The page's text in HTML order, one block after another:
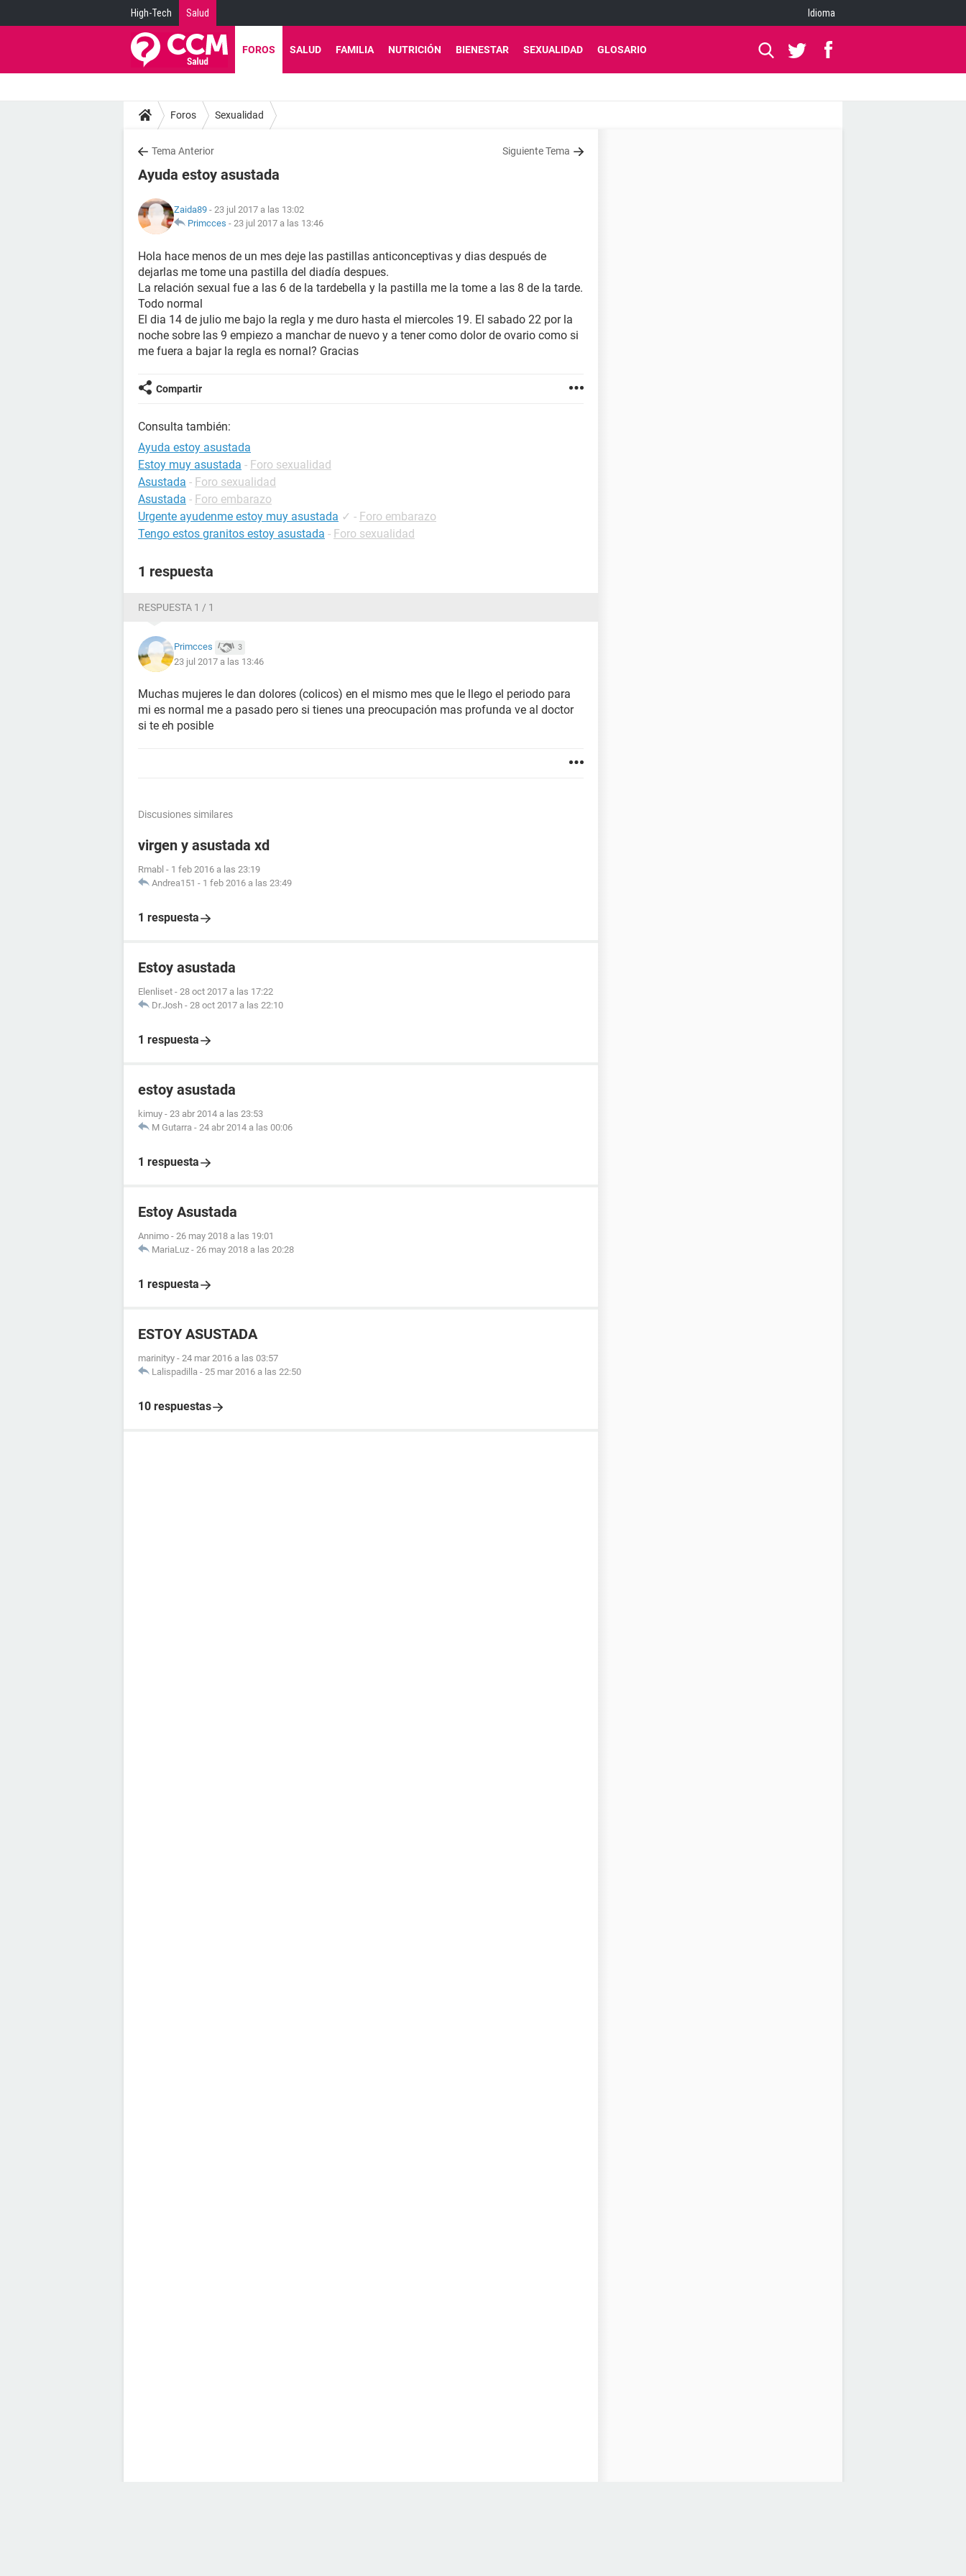
High-Tech Salud Idioma
FOROS SALUD FAMILIA NUTRICIÓN BIENESTAR SEXUALIDAD GLOSARIO
Foros Sexualidad
Tema Anterior Siguiente Tema
Ayuda estoy asustada
Zaida89 - 23 jul 2017 a las 13:02
Primcces - 23 jul 2017 a las 13:46
Hola hace menos de un mes deje las pastillas anticonceptivas y dias después de
dejarlas me tome una pastilla del diadía despues.
La relación sexual fue a las 6 de la tardebella y la pastilla me la tome a las 8 de la tarde.
Todo normal
El dia 14 de julio me bajo la regla y me duro hasta el miercoles 19. El sabado 22 por la
noche sobre las 9 empiezo a manchar de nuevo y a tener como dolor de ovario como si
me fuera a bajar la regla es nornal? Gracias
Compartir
Consulta también:
Ayuda estoy asustada
Estoy muy asustada - Foro sexualidad
Asustada - Foro sexualidad
Asustada - Foro embarazo
Urgente ayudenme estoy muy asustada ✓ - Foro embarazo
Tengo estos granitos estoy asustada - Foro sexualidad
1 respuesta
RESPUESTA 1 / 1
Primcces 3
23 jul 2017 a las 13:46
Muchas mujeres le dan dolores (colicos) en el mismo mes que le llego el periodo para
mi es normal me a pasado pero si tienes una preocupación mas profunda ve al doctor
si te eh posible
Discusiones similares
virgen y asustada xd
Rmabl - 1 feb 2016 a las 23:19
Andrea151 - 1 feb 2016 a las 23:49
1 respuesta
Estoy asustada
Elenliset - 28 oct 2017 a las 17:22
Dr.Josh - 28 oct 2017 a las 22:10
1 respuesta
estoy asustada
kimuy - 23 abr 2014 a las 23:53
M Gutarra - 24 abr 2014 a las 00:06
1 respuesta
Estoy Asustada
Annimo - 26 may 2018 a las 19:01
MariaLuz - 26 may 2018 a las 20:28
1 respuesta
ESTOY ASUSTADA
marinityy - 24 mar 2016 a las 03:57
Lalispadilla - 25 mar 2016 a las 22:50
10 respuestas